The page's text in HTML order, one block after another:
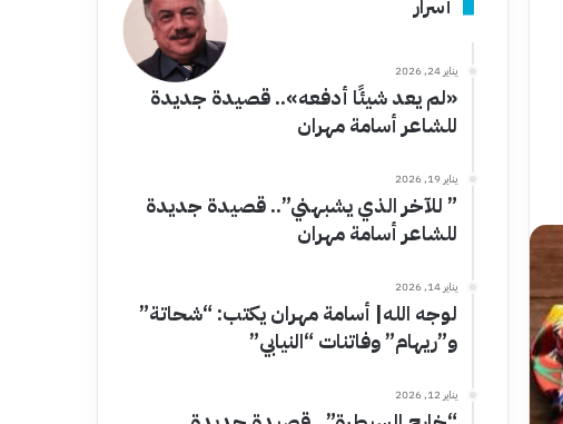
أسرار
يناير 24, 2026
«لم يعد شيئًا أدفعه».. قصيدة جديدة
للشاعر أسامة مهران
يناير 19, 2026
” للآخر الذي يشبهني”.. قصيدة جديدة
للشاعر أسامة مهران
يناير 14, 2026
لوجه الله| أسامة مهران يكتب: “شحاتة”
و”ريهام” وفاتنات “النيابي”
يناير 12, 2026